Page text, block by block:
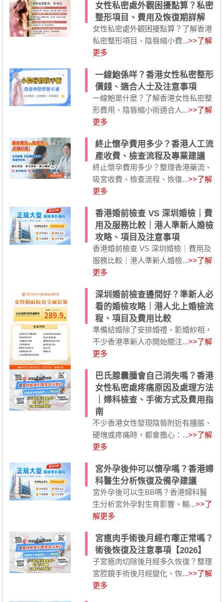
女性私密處外觀困擾點算？私密
整形項目、費用及恢復期詳解
女性私密處外觀困擾點算？了解香港
私密整形項目、陰唇縮小費...>>了解
更多
一線鮑係咩？香港女性私密整形
價錢、適合人士及注意事項
一線鮑是什麼？了解香港女性私密整
形費用、陰唇縮小術適合人...>>了解
更多
終止懷孕費用多少？香港人工流
產收費、檢查流程及專業建議
終止懷孕費用多少？整理香港藥流、
吸宮收費、檢查流程、恢復...>>了解
更多
香港婚前檢查 VS 深圳婚檢｜費
用及服務比較｜港人準新人婚檢
攻略、項目及注意事項
香港婚前檢查 VS 深圳婚檢｜費用及
服務比較｜港人準新人婚檢...>>了解
更多
深圳婚前檢查邊間好？準新人必
看的婚檢攻略｜港人北上婚檢流
程、項目及費用比較
準備結婚除了安排婚禮、影婚紗相，
不少香港準新人亦開始關注...>>了解
更多
巴氏腺囊腫會自己消失嗎？香港
女性私密處疼痛原因及處理方法
｜婦科檢查、手術方式及費用指
南
不少香港女性發現陰唇附近有腫脹、
硬塊或疼痛時，都會擔心：...>>了解
更多
宮外孕後仲可以懷孕嗎？香港婦
科醫生分析恢復及備孕建議
宮外孕後可以生BB嗎？香港婦科醫
生分析宮外孕對生育影響、輸...>>了
解更多
宮瘜肉手術後月經冇嚟正常嗎？
術後恢復及注意事項【2026】
子宮瘜肉切除後月經多久恢復？整理
宮腔鏡手術後月經變化、恢...>>了解
更多